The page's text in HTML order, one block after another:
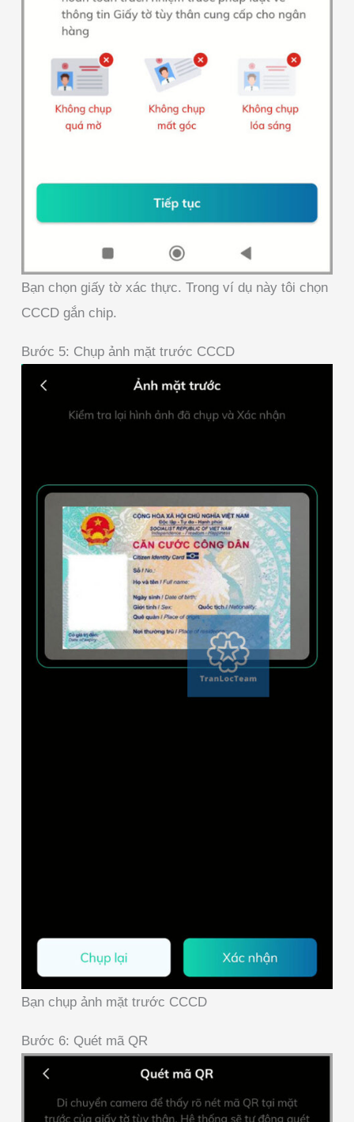
Bạn chọn giấy tờ xác thực. Trong ví dụ này tôi chọn
CCCD gắn chip.
Bước 5: Chụp ảnh mặt trước CCCD
Bạn chụp ảnh mặt trước CCCD
Bước 6: Quét mã QR